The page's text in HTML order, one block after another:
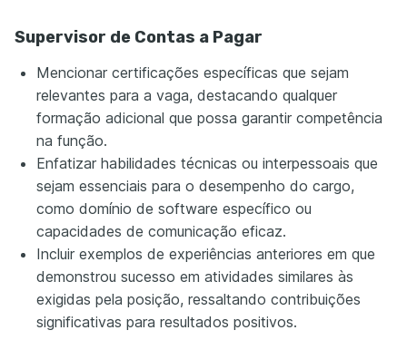
Supervisor de Contas a Pagar
Mencionar certificações específicas que sejam
relevantes para a vaga, destacando qualquer
formação adicional que possa garantir competência
na função.
Enfatizar habilidades técnicas ou interpessoais que
sejam essenciais para o desempenho do cargo,
como domínio de software específico ou
capacidades de comunicação eficaz.
Incluir exemplos de experiências anteriores em que
demonstrou sucesso em atividades similares às
exigidas pela posição, ressaltando contribuições
significativas para resultados positivos.